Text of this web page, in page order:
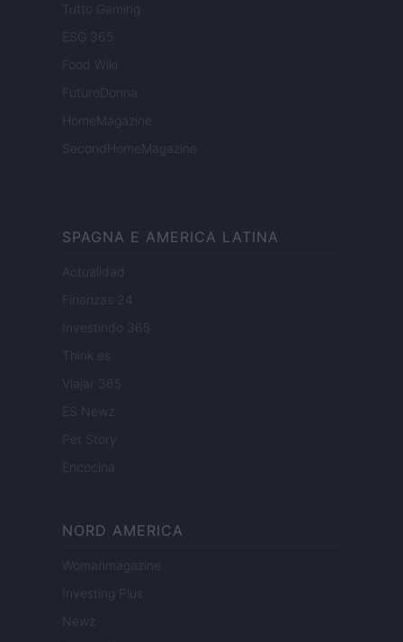
Tutto Gaming
ESG 365
Food Wiki
FuturoDonna
HomeMagazine
SecondHomeMagazine
SPAGNA E AMERICA LATINA
Actualidad
Finanzas 24
Investindo 365
Think.es
Viajar 365
ES Newz
Pet Story
Encocina
NORD AMERICA
Womanmagazine
Investing Plus
Newz